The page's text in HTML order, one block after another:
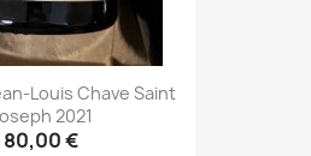
Louis Chave Saint
2021
80,00 €